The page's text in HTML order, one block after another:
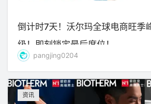
倒计时7天！沃尔玛全球电商旺季
级！即刻锁定最后席位！
pangjing0204
资讯